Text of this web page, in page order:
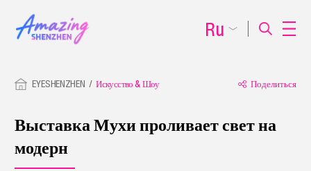
EYESHENZHEN Искусство & Шоу Поделиться
Выставка Мухи проливает свет на
модерн
Ru